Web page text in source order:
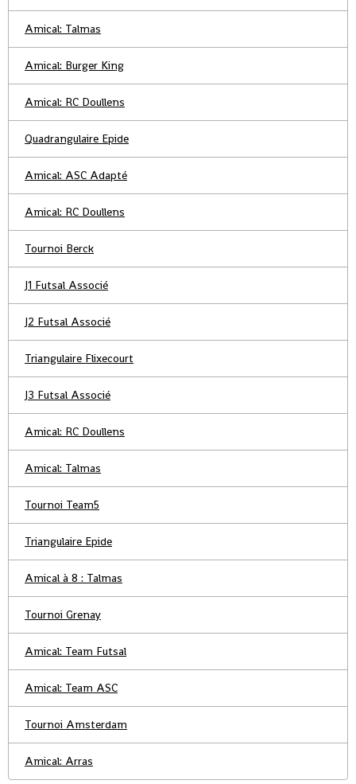
Amical: Talmas
Amical: Burger King
Amical: RC Doullens
Quadrangulaire Epide
Amical: ASC Adapté
Amical: RC Doullens
Tournoi Berck
J1 Futsal Associé
J2 Futsal Associé
Triangulaire Flixecourt
J3 Futsal Associé
Amical: RC Doullens
Amical: Talmas
Tournoi Team5
Triangulaire Epide
Amical à 8 : Talmas
Tournoi Grenay
Amical: Team Futsal
Amical: Team ASC
Tournoi Amsterdam
Amical: Arras